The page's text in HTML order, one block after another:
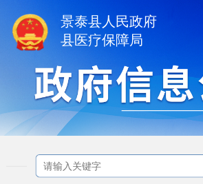
景泰县人民政府
县医疗保障局